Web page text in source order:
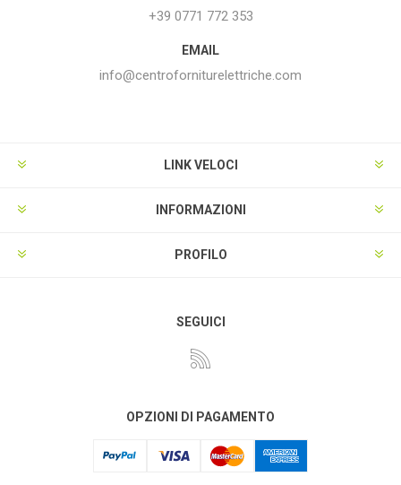
+39 0771 772 353
EMAIL
info@centroforniturelettriche.com
LINK VELOCI
INFORMAZIONI
PROFILO
SEGUICI
OPZIONI DI PAGAMENTO